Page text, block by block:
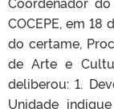
COCEPE, em
do certame,
de Arte e
deliberou: 1.
Unidade